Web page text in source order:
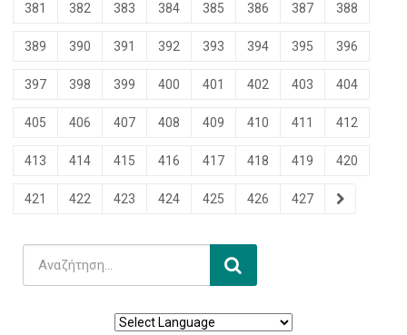
381 382 383 384 385 386 387 388
389 390 391 392 393 394 395 396
397 398 399 400 401 402 403 404
405 406 407 408 409 410 411 412
413 414 415 416 417 418 419 420
421 422 423 424 425 426 427